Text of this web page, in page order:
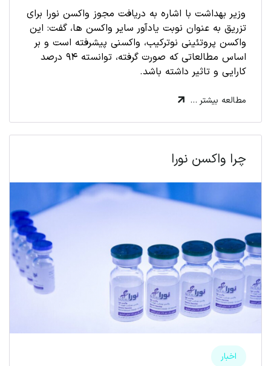
وزیر بهداشت با اشاره به دریافت مجوز واکسن نورا برای
تزریق به عنوان نوبت یادآور سایر واکسن ها، گفت: این
واکسن پروتئینی نوترکیب، واکسنی پیشرفته است و بر
اساس مطالعاتی که صورت گرفته، توانسته ۹۴ درصد
کارایی و تاثیر داشته باشد.
مطالعه بیشتر …
چرا واکسن نورا
اخبار